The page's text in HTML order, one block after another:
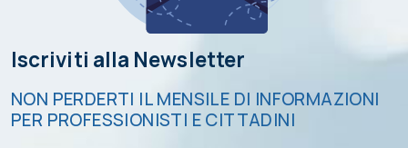
Iscriviti alla Newsletter
NON PERDERTI IL MENSILE DI INFORMAZIONI
PER PROFESSIONISTI E CITTADINI